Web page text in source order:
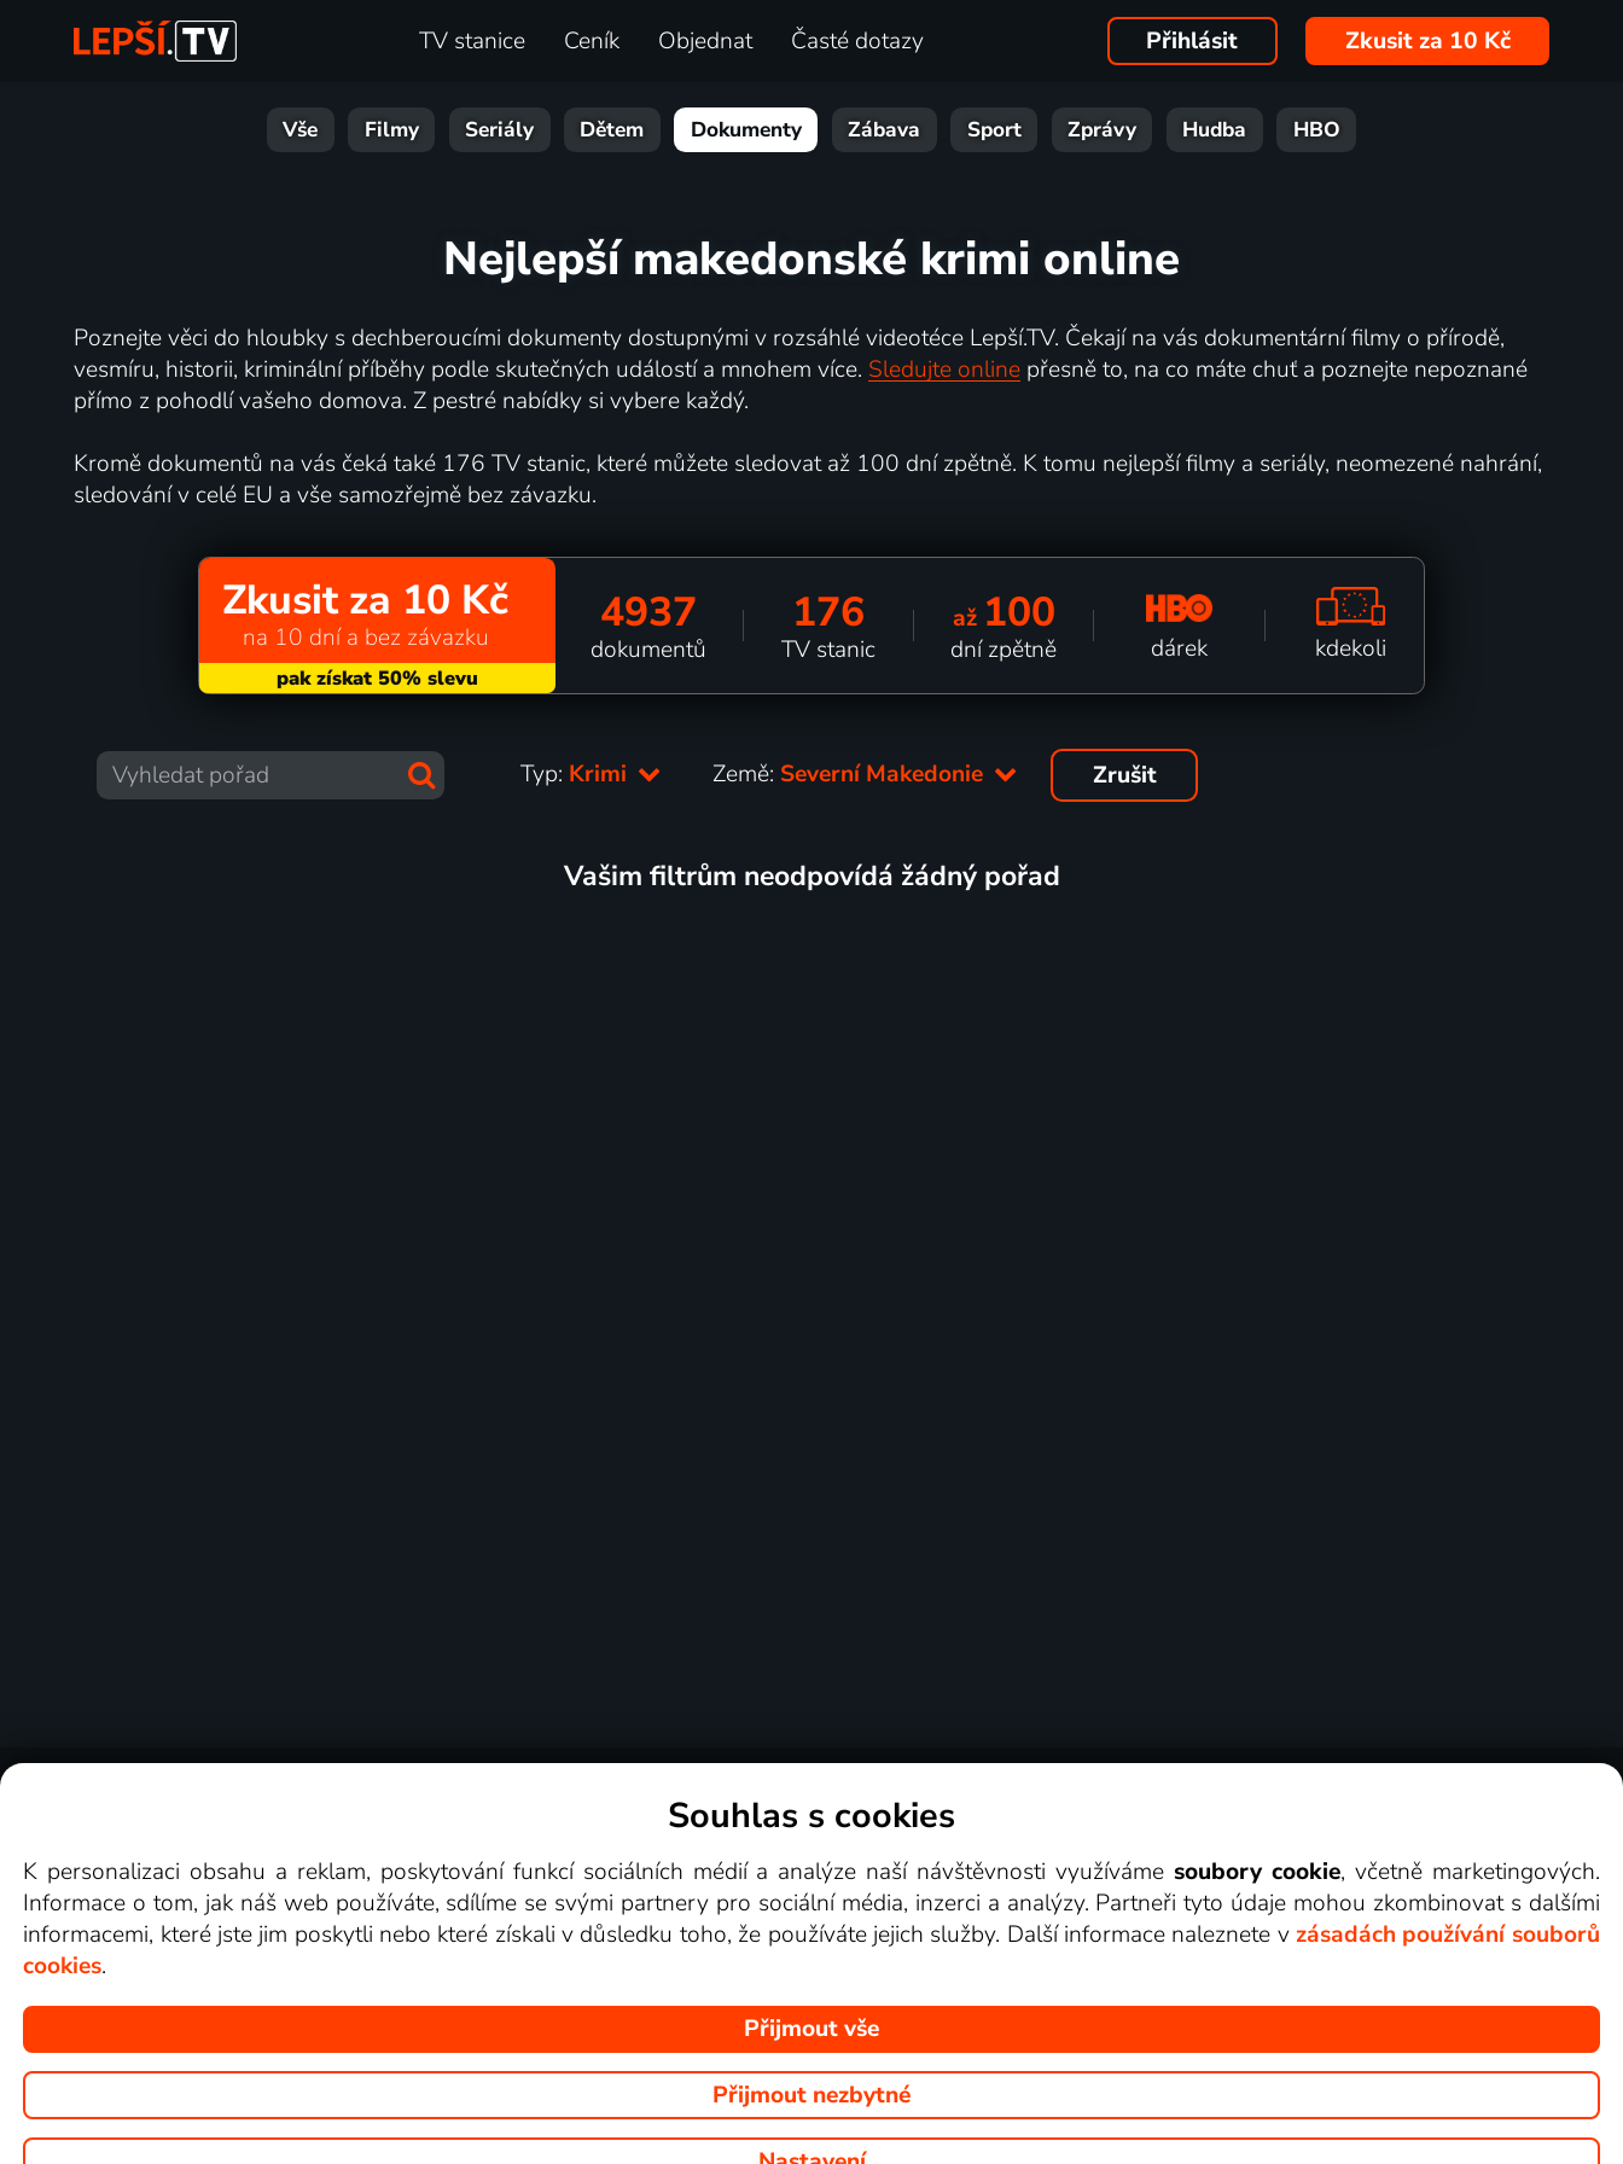
TV stanice Ceník Objednat Časté dotazy Přihlásit Zkusit za 10 Kč
Vše Filmy Seriály Dětem Dokumenty Zábava Sport Zprávy Hudba HBO
Nejlepší makedonské krimi online
Poznejte věci do hloubky s dechberoucími dokumenty dostupnými v rozsáhlé videotéce Lepší.TV. Čekají na vás dokumentární filmy o přírodě,
vesmíru, historii, kriminální příběhy podle skutečných událostí a mnohem více. Sledujte onlinepřesně to, na co máte chuť a poznejte nepoznané
přímo z pohodlí vašeho domova. Z pestré nabídky si vybere každý.
Kromě dokumentů na vás čeká také 176 TV stanic, které můžete sledovat až 100 dní zpětně. K tomu nejlepší filmy a seriály, neomezené nahrání,
sledování v celé EU a vše samozřejmě bez závazku.
Zkusit za 10 Kč
na 10 dní a bez závazku 4937
dokumentů
176
TV stanic
až 100
dní zpětně dárek kdekoli
Typ: Krimi Země: Severní Makedonie Zrušit
Vašim filtrům neodpovídá žádný pořad
Videotéka
Copyright © goNET s.r.o. Na tomto webu jsou zobrazovány obrázky z pořadů TV stanic, které můžete sledovat v Lepší.TV.
Souhlas s cookies
K personalizaci obsahu a reklam, poskytování funkcí sociálních médií a analýze naší návštěvnosti využívámesoubory cookie, včetně marketingových.
Informace o tom, jak náš web používáte, sdílíme se svými partnery pro sociální média, inzerci a analýzy. Partneři tyto údaje mohou zkombinovat s dalšími
informacemi, které jste jim poskytli nebo které získali v důsledku toho, že používáte jejich služby. Další informace naleznete v zásadách používání souborů
cookies.
Přijmout vše
Přijmout nezbytné